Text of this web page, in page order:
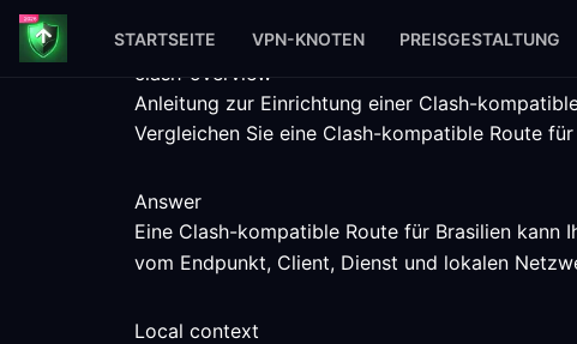
STARTSEITE VPN-KNOTEN PREISGESTALTUNG
clash-overview
Anleitung zur Einrichtung einer Clash-
Vergleichen Sie eine Clash-kompatible Route
Answer
Eine Clash-kompatible Route für Brasilien kann
vom Endpunkt, Client, Dienst und lokalen
Local context